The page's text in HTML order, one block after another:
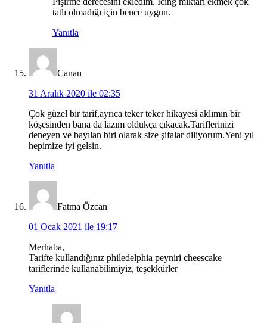
tatlı olmadığı için bence uygun.
Yanıtla
Canan
31 Aralık 2020 ile 02:35
Çok güzel bir tarif,ayrıca teker teker hikayesi aklımın bir
köşesinden bana da lazım oldukça çıkacak.Tariflerinizi
deneyen ve bayılan biri olarak size şifalar diliyorum.Yeni yıl
hepimize iyi gelsin.
Yanıtla
Fatma Özcan
01 Ocak 2021 ile 19:17
Merhaba,
Tarifte kullandığınız philedelphia peyniri cheescake
tariflerinde kullanabilimiyiz, teşekkürler
Yanıtla